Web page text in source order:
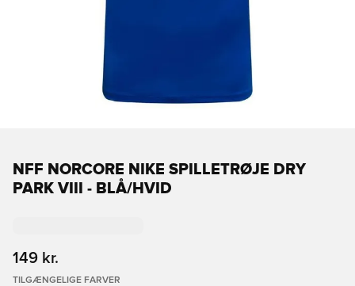
NFF NORCORE NIKE SPILLETRØJE DRY
PARK VIII - BLÅ/HVID
149 kr.
TILGÆNGELIGE FARVER